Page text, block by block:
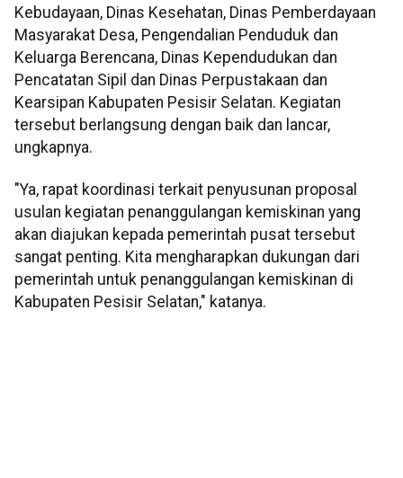
Kebudayaan, Dinas Kesehatan, Dinas Pemberdayaan
Masyarakat Desa, Pengendalian Penduduk dan
Keluarga Berencana, Dinas Kependudukan dan
Pencatatan Sipil dan Dinas Perpustakaan dan
Kearsipan Kabupaten Pesisir Selatan. Kegiatan
tersebut berlangsung dengan baik dan lancar,
ungkapnya.
"Ya, rapat koordinasi terkait penyusunan proposal
usulan kegiatan penanggulangan kemiskinan yang
akan diajukan kepada pemerintah pusat tersebut
sangat penting. Kita mengharapkan dukungan dari
pemerintah untuk penanggulangan kemiskinan di
Kabupaten Pesisir Selatan," katanya.